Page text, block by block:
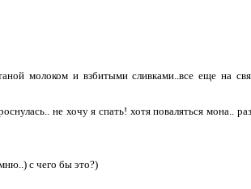
молоком и взбитыми сливками..все еще на
не хочу я спать! хотя поваляться мона..
с чего бы это?)